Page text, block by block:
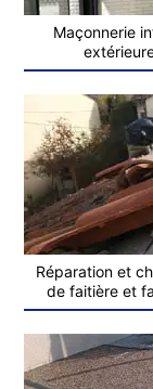
Maçonnerie
Réparation et
de faitière et